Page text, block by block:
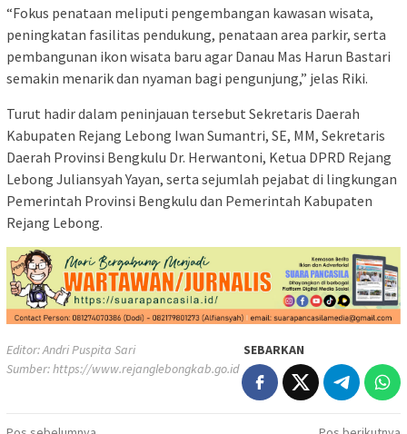
“Fokus penataan meliputi pengembangan kawasan wisata,
peningkatan fasilitas pendukung, penataan area parkir, serta
pembangunan ikon wisata baru agar Danau Mas Harun Bastari
semakin menarik dan nyaman bagi pengunjung,” jelas Riki.
Turut hadir dalam peninjauan tersebut Sekretaris Daerah
Kabupaten Rejang Lebong Iwan Sumantri, SE, MM, Sekretaris
Daerah Provinsi Bengkulu Dr. Herwantoni, Ketua DPRD Rejang
Lebong Juliansyah Yayan, serta sejumlah pejabat di lingkungan
Pemerintah Provinsi Bengkulu dan Pemerintah Kabupaten
Rejang Lebong.
Editor: Andri Puspita Sari
Sumber:https://www.rejanglebongkab.go.id
SEBARKAN